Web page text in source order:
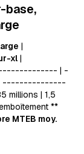
base,
|
xl |
| -
---------------
millions | 1,5
**
MTEB moy.